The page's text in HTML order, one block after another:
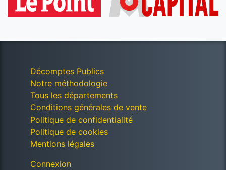
Décomptes Publics
Notre méthodologie
Tous les départements
Conditions générales de vente
Politique de confidentialité
Politique de cookies
Mentions légales
Connexion